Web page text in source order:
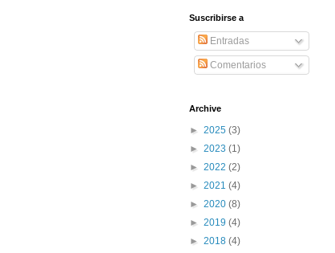
Suscribirse a
Entradas
Comentarios
Archive
► 2025 (3)
► 2023 (1)
► 2022 (2)
► 2021 (4)
► 2020 (8)
► 2019 (4)
► 2018 (4)